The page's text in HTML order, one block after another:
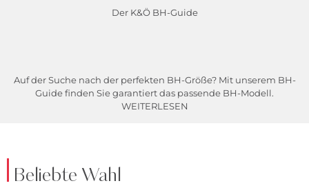
Der K&Ö BH-Guide
Auf der Suche nach der perfekten BH-Größe? Mit unserem BH-
Guide finden Sie garantiert das passende BH-Modell.
WEITERLESEN
Beliebte Wahl